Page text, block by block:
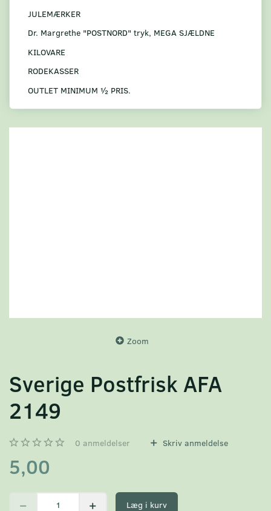
JULEMÆRKER
Dr. Margrethe "POSTNORD" tryk, MEGA SJÆLDNE
KILOVARE
RODEKASSER
OUTLET MINIMUM ½ PRIS.
Zoom
Sverige Postfrisk AFA
2149
0 anmeldelser Skriv anmeldelse
5,00
Læg i kurv